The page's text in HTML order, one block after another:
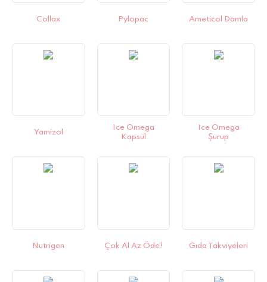
Collax Pylopac Ameticol Damla
Yamizol
Ice Omega
Kapsül
Ice Omega
Şurup
Nutrigen Çok Al Az Öde! Gıda Takviyeleri